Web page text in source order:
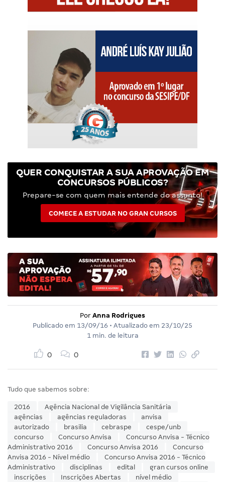
QUER CONQUISTAR A SUA APROVAÇÃO EM
CONCURSOS PÚBLICOS?
Prepare-se com quem mais entende do assunto!
COMECE A ESTUDAR NO GRAN CURSOS
Por Anna Rodrigues
Publicado em 13/09/16 • Atualizado em 23/10/25
1 min. de leitura
0 0
Tudo que sabemos sobre:
2016
Agência Nacional de Vigilância Sanitária
agências
agências reguladoras
anvisa
autorizado
brasilia cebraspe
cespe/unb
concurso
Concurso Anvisa
Concurso Anvisa - Técnico
Administrativo 2016
Concurso Anvisa 2016
Concurso
Anvisa 2016 - Nível médio
Concurso Anvisa 2016 - Técnico
Administrativo
disciplinas edital
gran cursos online
inscrições
Inscrições Abertas nível médio